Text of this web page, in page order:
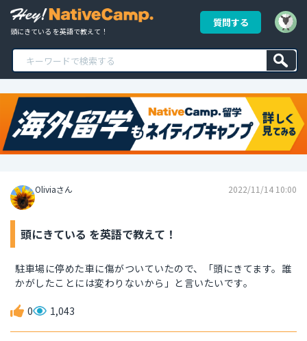
頭にきている を英語で教えて！
質問する
Oliviaさん 2022/11/14 10:00
頭にきている を英語で教えて！
駐車場に停めた車に傷がついていたので、「頭にきてます。誰
かがしたことには変わりないから」と言いたいです。
0 1,043